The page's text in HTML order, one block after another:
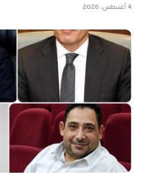
4 أغسطس، 2026